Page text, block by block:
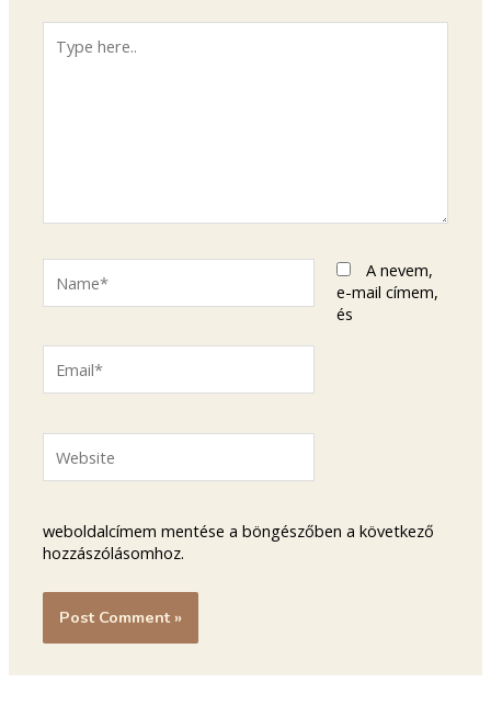
here..
A nevem,
e-mail címem,
és
weboldalcímem mentése a böngészőben a következő
hozzászólásomhoz.